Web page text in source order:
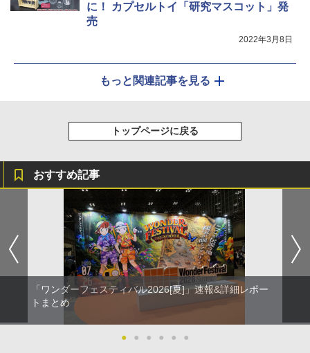
に！ カプセルトイ「研究マスコット」発
売
2022年3月8日
もっと関連記事を見る
トップページに戻る
おすすめ記事
「ワンダーフェスティバル2026[夏]」速報&詳細レポー
トまとめ
● ● ● ● ● ●